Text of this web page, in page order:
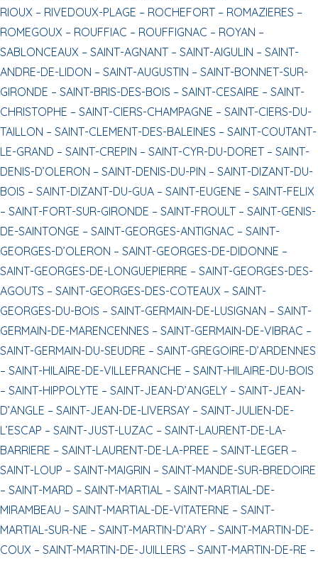
RIOUX – RIVEDOUX-PLAGE – ROCHEFORT – ROMAZIERES –
ROMEGOUX – ROUFFIAC – ROUFFIGNAC – ROYAN –
SABLONCEAUX – SAINT-AGNANT – SAINT-AIGULIN – SAINT-
ANDRE-DE-LIDON – SAINT-AUGUSTIN – SAINT-BONNET-SUR-
GIRONDE – SAINT-BRIS-DES-BOIS – SAINT-CESAIRE – SAINT-
CHRISTOPHE – SAINT-CIERS-CHAMPAGNE – SAINT-CIERS-DU-
TAILLON – SAINT-CLEMENT-DES-BALEINES – SAINT-COUTANT-
LE-GRAND – SAINT-CREPIN – SAINT-CYR-DU-DORET – SAINT-
DENIS-D’OLERON – SAINT-DENIS-DU-PIN – SAINT-DIZANT-DU-
BOIS – SAINT-DIZANT-DU-GUA – SAINT-EUGENE – SAINT-FELIX
– SAINT-FORT-SUR-GIRONDE – SAINT-FROULT – SAINT-GENIS-
DE-SAINTONGE – SAINT-GEORGES-ANTIGNAC – SAINT-
GEORGES-D’OLERON – SAINT-GEORGES-DE-DIDONNE –
SAINT-GEORGES-DE-LONGUEPIERRE – SAINT-GEORGES-DES-
AGOUTS – SAINT-GEORGES-DES-COTEAUX – SAINT-
GEORGES-DU-BOIS – SAINT-GERMAIN-DE-LUSIGNAN – SAINT-
GERMAIN-DE-MARENCENNES – SAINT-GERMAIN-DE-VIBRAC –
SAINT-GERMAIN-DU-SEUDRE – SAINT-GREGOIRE-D’ARDENNES
– SAINT-HILAIRE-DE-VILLEFRANCHE – SAINT-HILAIRE-DU-BOIS
– SAINT-HIPPOLYTE – SAINT-JEAN-D’ANGELY – SAINT-JEAN-
D’ANGLE – SAINT-JEAN-DE-LIVERSAY – SAINT-JULIEN-DE-
L’ESCAP – SAINT-JUST-LUZAC – SAINT-LAURENT-DE-LA-
BARRIERE – SAINT-LAURENT-DE-LA-PREE – SAINT-LEGER –
SAINT-LOUP – SAINT-MAIGRIN – SAINT-MANDE-SUR-BREDOIRE
– SAINT-MARD – SAINT-MARTIAL – SAINT-MARTIAL-DE-
MIRAMBEAU – SAINT-MARTIAL-DE-VITATERNE – SAINT-
MARTIAL-SUR-NE – SAINT-MARTIN-D’ARY – SAINT-MARTIN-DE-
COUX – SAINT-MARTIN-DE-JUILLERS – SAINT-MARTIN-DE-RE –